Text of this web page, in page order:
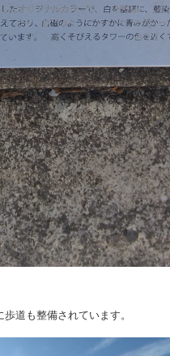
道も整備されています。